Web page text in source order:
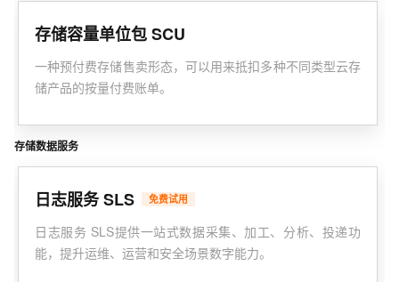
存储容量单位包 SCU
一种预付费存储售卖形态，可以用来抵扣多种不同类型云存
储产品的按量付费账单。
存储数据服务
日志服务 SLS 免费试用
日志服务 SLS提供一站式数据采集、加工、分析、投递功
能，提升运维、运营和安全场景数字能力。